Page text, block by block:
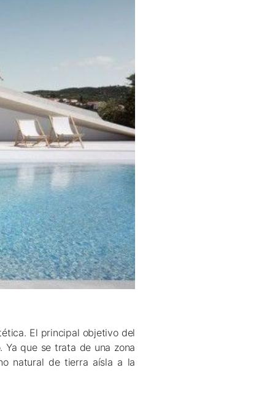
El principal objetivo del
que se trata de una zona
natural de tierra aísla a la